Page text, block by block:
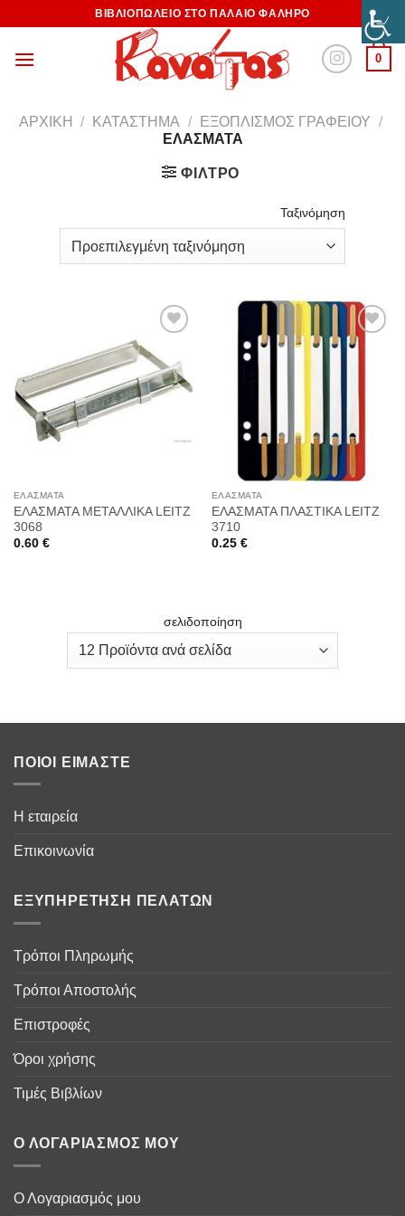
ΒΙΒΛΙΟΠΩΛΕΙΟ ΣΤΟ ΠΑΛΑΙΟ ΦΑΛΗΡΟ
0
ΑΡΧΙΚΉ / ΚΑΤΆΣΤΗΜΑ / ΕΞΟΠΛΙΣΜΌΣ ΓΡΑΦΕΊΟΥ /
ΕΛΆΣΜΑΤΑ
ΦΊΛΤΡΟ
Ταξινόμηση
Προσθήκη
στη
Wishlist
ΕΛΆΣΜΑΤΑ
ΕΛΑΣΜΑΤΑ ΜΕΤΑΛΛΙΚΑ LEITZ
3068
0.60 €
ΕΛΆΣΜΑΤΑ
ΕΛΑΣΜΑΤΑ ΠΛΑΣΤΙΚΑ LEITZ
3710
0.25 €
σελιδοποίηση
ΠΟΙΟΙ ΕΊΜΑΣΤΕ
Η εταιρεία
Επικοινωνία
ΕΞΥΠΗΡΈΤΗΣΗ ΠΕΛΑΤΏΝ
Τρόποι Πληρωμής
Τρόποι Αποστολής
Επιστροφές
Όροι χρήσης
Τιμές Βιβλίων
Ο ΛΟΓΑΡΙΑΣΜΌΣ ΜΟΥ
Ο Λογαριασμός μου